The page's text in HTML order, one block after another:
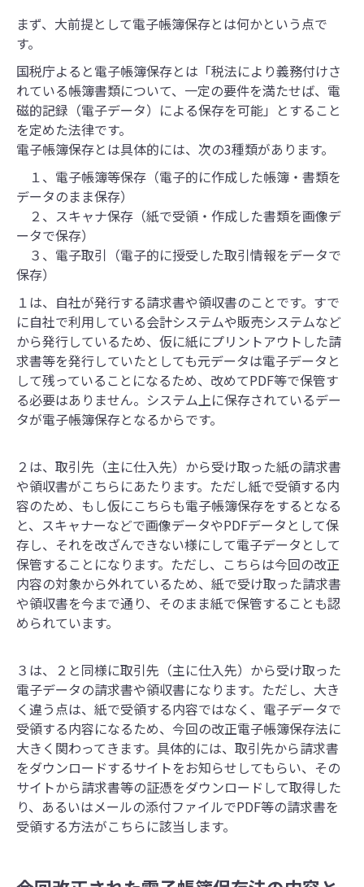
まず、大前提として電子帳簿保存とは何かという点で
す。
国税庁よると電子帳簿保存とは「税法により義務付けさ
れている帳簿書類について、一定の要件を満たせば、電
磁的記録（電子データ）による保存を可能」とすること
を定めた法律です。
電子帳簿保存とは具体的には、次の3種類があります。
１、電子帳簿等保存（電子的に作成した帳簿・書類を
データのまま保存）
２、スキャナ保存（紙で受領・作成した書類を画像デ
ータで保存）
３、電子取引（電子的に授受した取引情報をデータで
保存）
１は、自社が発行する請求書や領収書のことです。すで
に自社で利用している会計システムや販売システムなど
から発行しているため、仮に紙にプリントアウトした請
求書等を発行していたとしても元データは電子データと
して残っていることになるため、改めてPDF等で保管す
る必要はありません。システム上に保存されているデー
タが電子帳簿保存となるからです。
２は、取引先（主に仕入先）から受け取った紙の請求書
や領収書がこちらにあたります。ただし紙で受領する内
容のため、もし仮にこちらも電子帳簿保存をするとなる
と、スキャナーなどで画像データやPDFデータとして保
存し、それを改ざんできない様にして電子データとして
保管することになります。ただし、こちらは今回の改正
内容の対象から外れているため、紙で受け取った請求書
や領収書を今まで通り、そのまま紙で保管することも認
められています。
３は、２と同様に取引先（主に仕入先）から受け取った
電子データの請求書や領収書になります。ただし、大き
く違う点は、紙で受領する内容ではなく、電子データで
受領する内容になるため、今回の改正電子帳簿保存法に
大きく関わってきます。具体的には、取引先から請求書
をダウンロードするサイトをお知らせしてもらい、その
サイトから請求書等の証憑をダウンロードして取得した
り、あるいはメールの添付ファイルでPDF等の請求書を
受領する方法がこちらに該当します。